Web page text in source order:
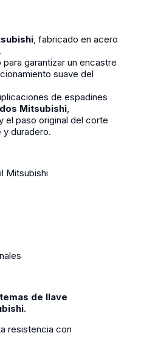
, fabricado en acero
garantizar un encastre
suave del
de espadines
Mitsubishi,
el paso original del corte
y duradero.
Mitsubishi
de llave
.
resistencia con